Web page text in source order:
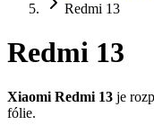
Redmi 13
Redmi 13
Xiaomi Redmi 13 je
fólie.